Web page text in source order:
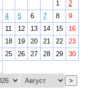
1
2
4 5 6 7 8
9
11 12 13 14 15
16
18 19 20 21 22
23
25 26 27 28 29
30
>